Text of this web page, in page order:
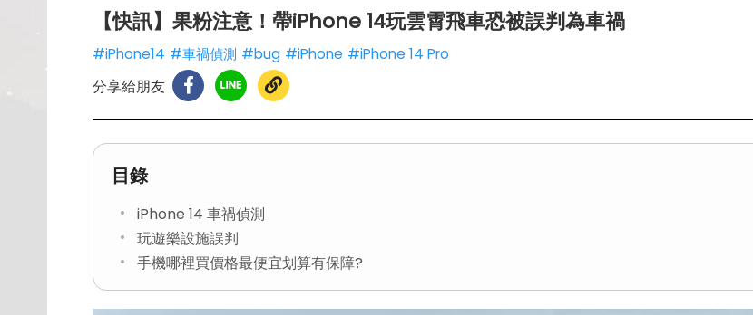
【快訊】果粉注意！帶iPhone 14玩雲霄飛車恐被誤判為車禍
#iPhone14 #車禍偵測 #bug #iPhone #iPhone 14 Pro
分享給朋友
目錄
iPhone 14 車禍偵測
玩遊樂設施誤判
手機哪裡買價格最便宜划算有保障?